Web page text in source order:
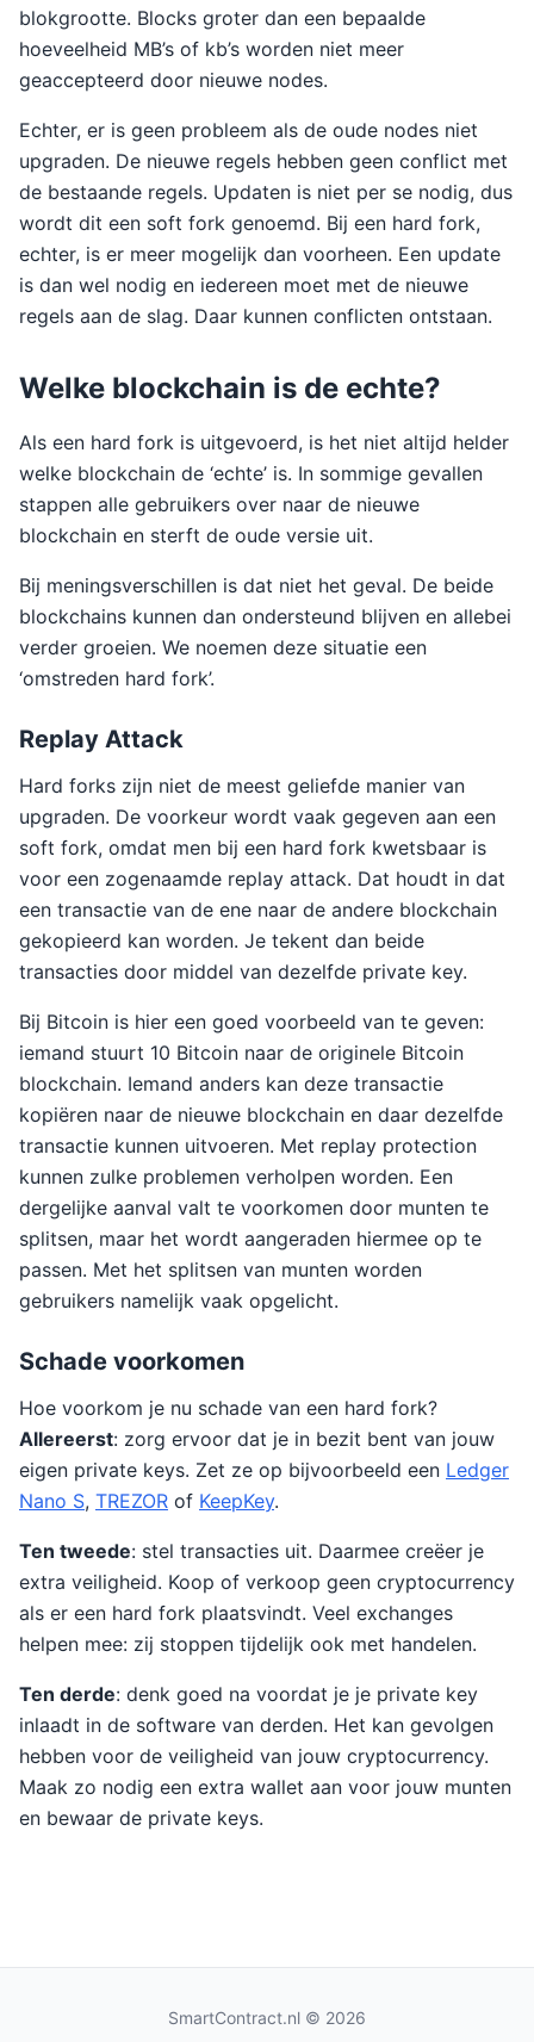
blokgrootte. Blocks groter dan een bepaalde
hoeveelheid MB’s of kb’s worden niet meer
geaccepteerd door nieuwe nodes.
Echter, er is geen probleem als de oude nodes niet
upgraden. De nieuwe regels hebben geen conflict met
de bestaande regels. Updaten is niet per se nodig, dus
wordt dit een soft fork genoemd. Bij een hard fork,
echter, is er meer mogelijk dan voorheen. Een update
is dan wel nodig en iedereen moet met de nieuwe
regels aan de slag. Daar kunnen conflicten ontstaan.
Welke blockchain is de echte?
Als een hard fork is uitgevoerd, is het niet altijd helder
welke blockchain de ‘echte’ is. In sommige gevallen
stappen alle gebruikers over naar de nieuwe
blockchain en sterft de oude versie uit.
Bij meningsverschillen is dat niet het geval. De beide
blockchains kunnen dan ondersteund blijven en allebei
verder groeien. We noemen deze situatie een
‘omstreden hard fork’.
Replay Attack
Hard forks zijn niet de meest geliefde manier van
upgraden. De voorkeur wordt vaak gegeven aan een
soft fork, omdat men bij een hard fork kwetsbaar is
voor een zogenaamde replay attack. Dat houdt in dat
een transactie van de ene naar de andere blockchain
gekopieerd kan worden. Je tekent dan beide
transacties door middel van dezelfde private key.
Bij Bitcoin is hier een goed voorbeeld van te geven:
iemand stuurt 10 Bitcoin naar de originele Bitcoin
blockchain. Iemand anders kan deze transactie
kopiëren naar de nieuwe blockchain en daar dezelfde
transactie kunnen uitvoeren. Met replay protection
kunnen zulke problemen verholpen worden. Een
dergelijke aanval valt te voorkomen door munten te
splitsen, maar het wordt aangeraden hiermee op te
passen. Met het splitsen van munten worden
gebruikers namelijk vaak opgelicht.
Schade voorkomen
Hoe voorkom je nu schade van een hard fork?
Allereerst: zorg ervoor dat je in bezit bent van jouw
eigen private keys. Zet ze op bijvoorbeeld een Ledger
Nano S, TREZOR of KeepKey.
Ten tweede: stel transacties uit. Daarmee creëer je
extra veiligheid. Koop of verkoop geen cryptocurrency
als er een hard fork plaatsvindt. Veel exchanges
helpen mee: zij stoppen tijdelijk ook met handelen.
Ten derde: denk goed na voordat je je private key
inlaadt in de software van derden. Het kan gevolgen
hebben voor de veiligheid van jouw cryptocurrency.
Maak zo nodig een extra wallet aan voor jouw munten
en bewaar de private keys.
SmartContract.nl © 2026